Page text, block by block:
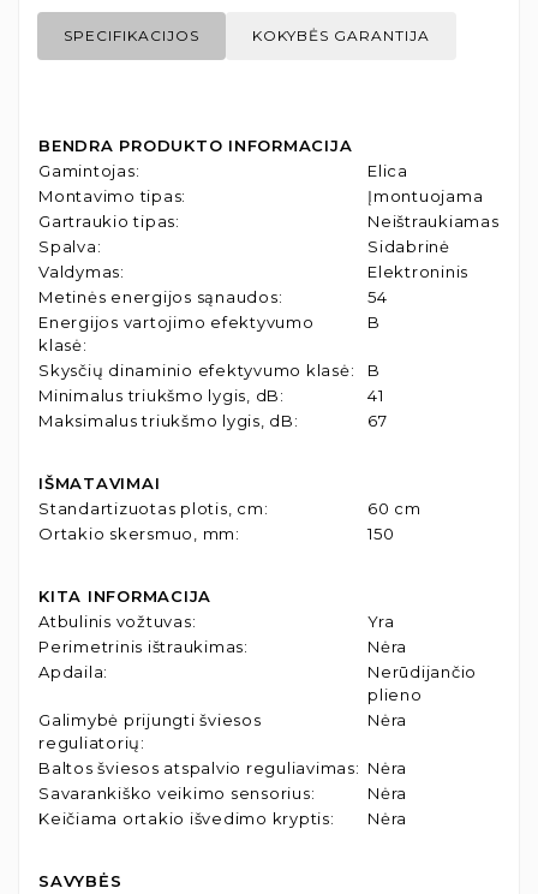
SPECIFIKACIJOS KOKYBĖS GARANTIJA
BENDRA PRODUKTO INFORMACIJA
Gamintojas:
Elica
Montavimo tipas:
Įmontuojama
Gartraukio tipas:
Neištraukiamas
Spalva:
Sidabrinė
Valdymas:
Elektroninis
Metinės energijos sąnaudos:
54
Energijos vartojimo efektyvumo
klasė:
B
Skysčių dinaminio efektyvumo klasė:
B
Minimalus triukšmo lygis, dB:
41
Maksimalus triukšmo lygis, dB: 67
IŠMATAVIMAI
Standartizuotas plotis, cm:
60 cm
Ortakio skersmuo, mm: 150
KITA INFORMACIJA
Atbulinis vožtuvas:
Yra
Perimetrinis ištraukimas:
Nėra
Apdaila:
Nerūdijančio
plieno
Galimybė prijungti šviesos
reguliatorių:
Nėra
Baltos šviesos atspalvio reguliavimas: Nėra
Savarankiško veikimo sensorius:
Nėra
Keičiama ortakio išvedimo kryptis: Nėra
SAVYBĖS